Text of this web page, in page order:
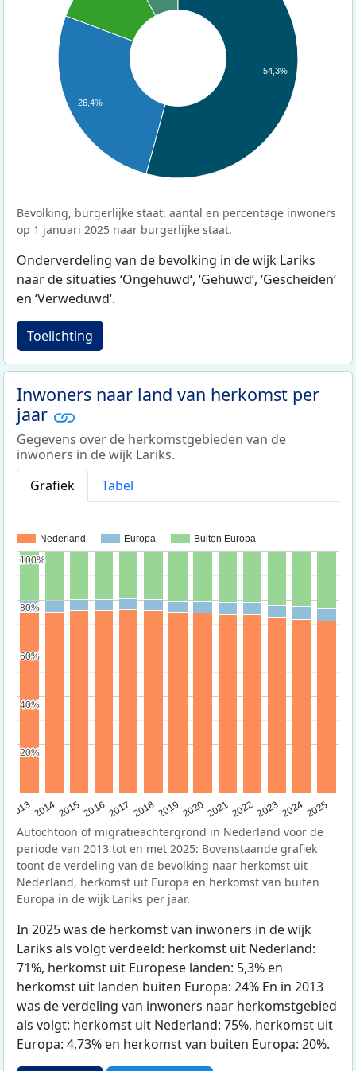
26,4%
54,3%
Bevolking, burgerlijke staat: aantal en percentage inwoners
op 1 januari 2025 naar burgerlijke staat.
Onderverdeling van de bevolking in de wijk Lariks
naar de situaties ‘Ongehuwd‘, ‘Gehuwd‘, ‘Gescheiden‘
en ‘Verweduwd‘.
Toelichting
Inwoners naar land van herkomst per
jaar
Gegevens over de herkomstgebieden van de
inwoners in de wijk Lariks.
Grafiek
Tabel
Nederland Europa Buiten Europa
20132014201520162017 20182019 202020212022202320242025
20%
20%
40%
40%
60%
60%
80%
80%
100%
100%
Autochtoon of migratieachtergrond in Nederland voor de
periode van 2013 tot en met 2025: Bovenstaande grafiek
toont de verdeling van de bevolking naar herkomst uit
Nederland, herkomst uit Europa en herkomst van buiten
Europa in de wijk Lariks per jaar.
In 2025 was de herkomst van inwoners in de wijk
Lariks als volgt verdeeld: herkomst uit Nederland:
71%, herkomst uit Europese landen: 5,3% en
herkomst uit landen buiten Europa: 24% En in 2013
was de verdeling van inwoners naar herkomstgebied
als volgt: herkomst uit Nederland: 75%, herkomst uit
Europa: 4,73% en herkomst van buiten Europa: 20%.